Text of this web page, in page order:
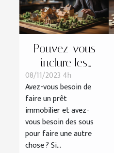
Pouvez-vous
inclure les
travaux à votre
prêt immobilier ?
08/11/2023 4h
Avez-vous besoin de
faire un prêt
immobilier et avez-
vous besoin des sous
pour faire une autre
chose ? Si...